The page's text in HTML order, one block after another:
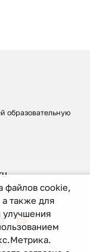
образовательную
файлов cookie,
также для
улучшения